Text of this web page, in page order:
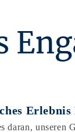
Erlebnis
daran, unseren